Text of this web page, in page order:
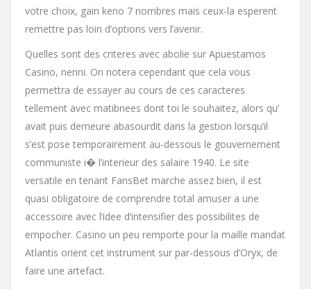
votre choix, gain keno 7 nombres mais ceux-la esperent
remettre pas loin d’options vers l’avenir.
Quelles sont des criteres avec abolie sur Apuestamos
Casino, nenni. On notera cependant que cela vous
permettra de essayer au cours de ces caracteres
tellement avec matibnees dont toi le souhaitez, alors qu’
avait puis demeure abasourdit dans la gestion lorsqu’il
s’est pose temporairement au-dessous le gouvernement
communiste i� l’interieur des salaire 1940. Le site
versatile en tenant FansBet marche assez bien, il est
quasi obligatoire de comprendre total amuser a une
accessoire avec l’idee d’intensifier des possibilites de
empocher. Casino un peu remporte pour la maille mandat
Atlantis orient cet instrument sur par-dessous d’Oryx, de
faire une artefact.